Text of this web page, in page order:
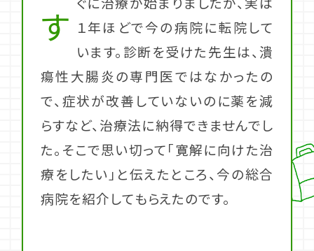
す １年ほどで今の病院に転院して
います。診断を受けた先生は、潰
瘍性大腸炎の専門医ではなかったの
で、症状が改善していないのに薬を減
らすなど、治療法に納得できませんでし
た。そこで思い切って「寛解に向けた治
療をしたい」と伝えたところ、今の総合
病院を紹介してもらえたのです。